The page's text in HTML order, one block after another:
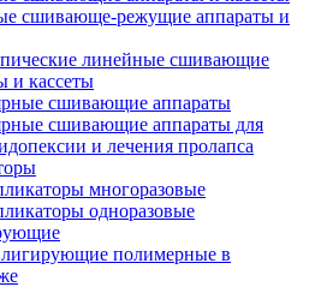
сшивающе-режущие аппараты и
линейные сшивающие
и кассеты
сшивающие аппараты
сшивающие аппараты для
и лечения пролапса
многоразовые
одноразовые
полимерные в